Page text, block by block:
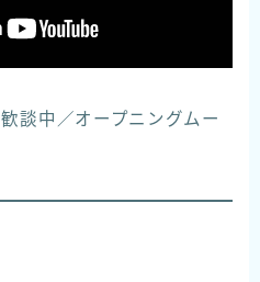
歓談中／オープニングムー